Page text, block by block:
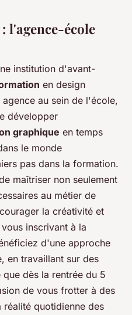
l'agence-école
institution d'avant-
en design
au sein de l'école,
développer
graphique en temps
le monde
pas dans la formation.
maîtriser non seulement
au métier de
la créativité et
vous inscrivant à la
d'une approche
en travaillant sur des
dès la rentrée du 5
de vous frotter à des
réalité quotidienne des